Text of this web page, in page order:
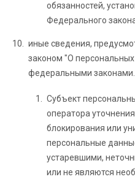
обязанностей,
Федерального
иные сведения,
законом "О
федеральными законами.
Субъект
оператора
блокирования или
персональные
устаревшими,
или не являются